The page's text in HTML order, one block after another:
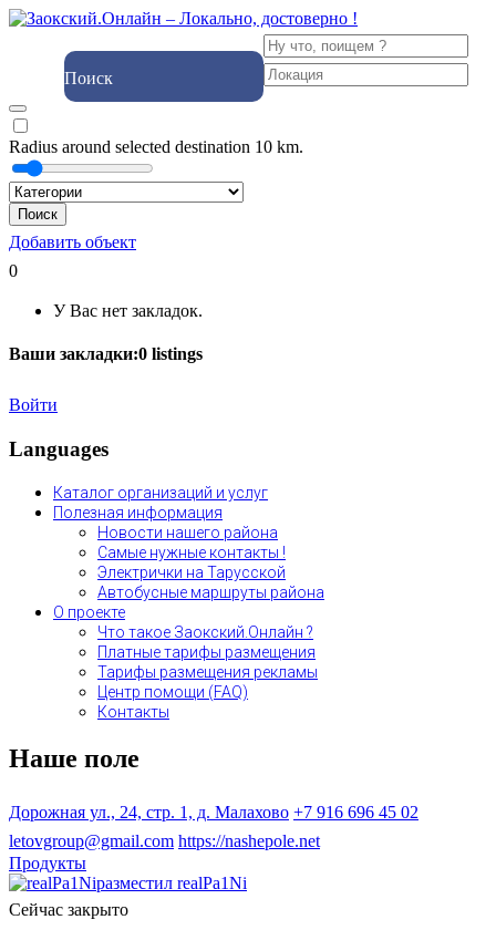
Поиск
Radius around selected destination 10 km.
Поиск
Добавить объект
0
У Вас нет закладок.
Ваши закладки:0 listings
Войти
Languages
Каталог организаций и услуг
Полезная информация
Новости нашего района
Самые нужные контакты !
Электрички на Тарусской
Автобусные маршруты района
О проекте
Что такое Заокский.Онлайн ?
Платные тарифы размещения
Тарифы размещения рекламы
Центр помощи (FAQ)
Контакты
Наше поле
Дорожная ул., 24, стр. 1, д. Малахово +7 916 696 45 02
letovgroup@gmail.com https://nashepole.net
Продукты
разместил realPa1Ni
Сейчас закрыто